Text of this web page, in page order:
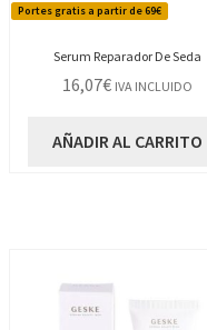
Portes gratis a partir de 69€
Serum Reparador De Seda
16,07€ IVA INCLUIDO
AÑADIR AL CARRITO